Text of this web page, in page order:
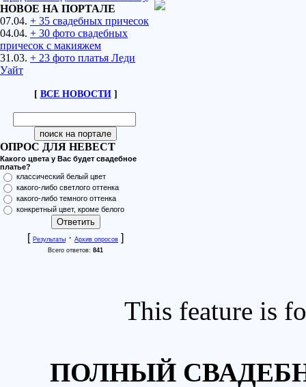
НОВОЕ НА ПОРТАЛЕ
07.04. + 35 свадебных причесок
04.04. + 30 фото свадебных
причесок с макияжем
31.03. + 23 фото платья Леди
Уайт
[ ВСЕ НОВОСТИ]
ОПРОС ДЛЯ НЕВЕСТ
Какого цвета у Вас будет свадебное
платье?
классический белый цвет
какого-либо светлого оттенка
какого-либо темного оттенка
конкретный цвет, кроме белого
[ Результаты · Архив опросов ]
Всего ответов: 841
This feature is
ПОЛНЫЙ